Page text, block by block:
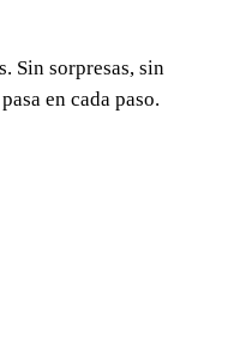
Sin sorpresas, sin
en cada paso.